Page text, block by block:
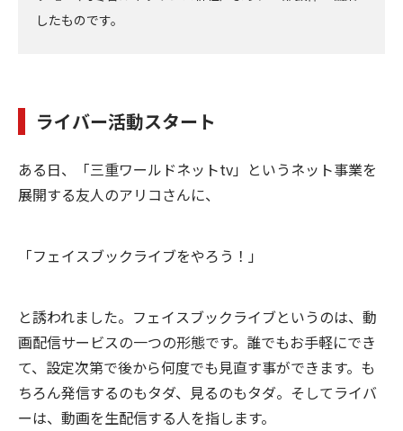
したものです。
ライバー活動スタート
ある日、「三重ワールドネットtv」というネット事業を
展開する友人のアリコさんに、
「フェイスブックライブをやろう！」
と誘われました。フェイスブックライブというのは、動
画配信サービスの一つの形態です。誰でもお手軽にでき
て、設定次第で後から何度でも見直す事ができます。も
ちろん発信するのもタダ、見るのもタダ。そしてライバ
ーは、動画を生配信する人を指します。